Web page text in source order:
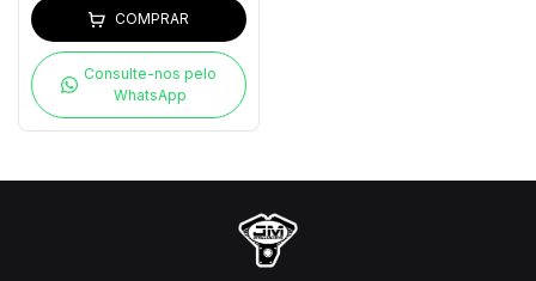
COMPRAR
Consulte-nos pelo
WhatsApp